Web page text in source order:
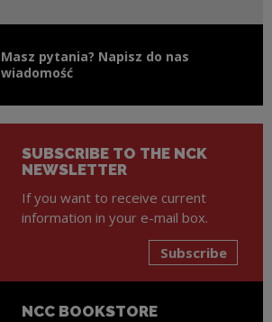
Masz pytania? Napisz do nas
wiadomość
SUBSCRIBE TO THE NCK
NEWSLETTER
If you want to receive current
information in your e-mail box.
Subscribe
NCC BOOKSTORE